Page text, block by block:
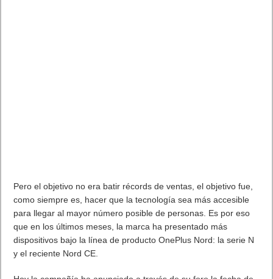
Pero el objetivo no era batir récords de ventas, el objetivo fue,
como siempre es, hacer que la tecnología sea más accesible
para llegar al mayor número posible de personas. Es por eso
que en los últimos meses, la marca ha presentado más
dispositivos bajo la línea de producto OnePlus Nord: la serie N
y el reciente Nord CE.